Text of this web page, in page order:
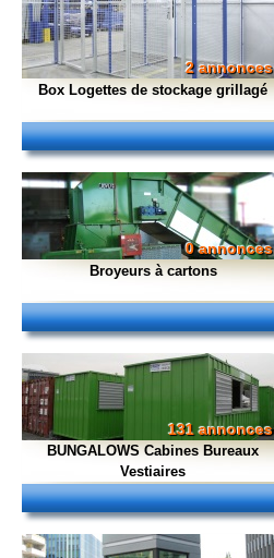
2 annonces
Box Logettes de stockage grillagé
0 annonces
Broyeurs à cartons
131 annonces
BUNGALOWS Cabines Bureaux
Vestiaires